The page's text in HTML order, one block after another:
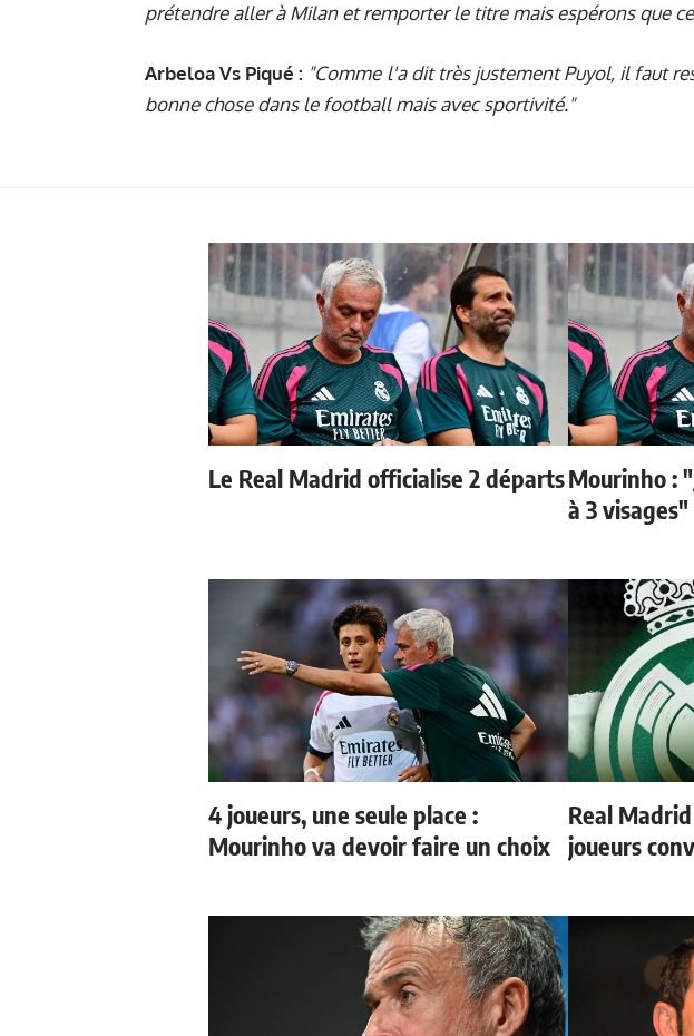
prétendre aller à Milan et remporter le titre mais espérons que
Arbeloa Vs Piqué : "Comme l'a dit très justement Puyol, il faut
bonne chose dans le football mais avec sportivité."
Le Real Madrid officialise 2 départsMourinho :
à 3 visages"
4 joueurs, une seule place :
Mourinho va devoir faire un choix
Real
joueurs